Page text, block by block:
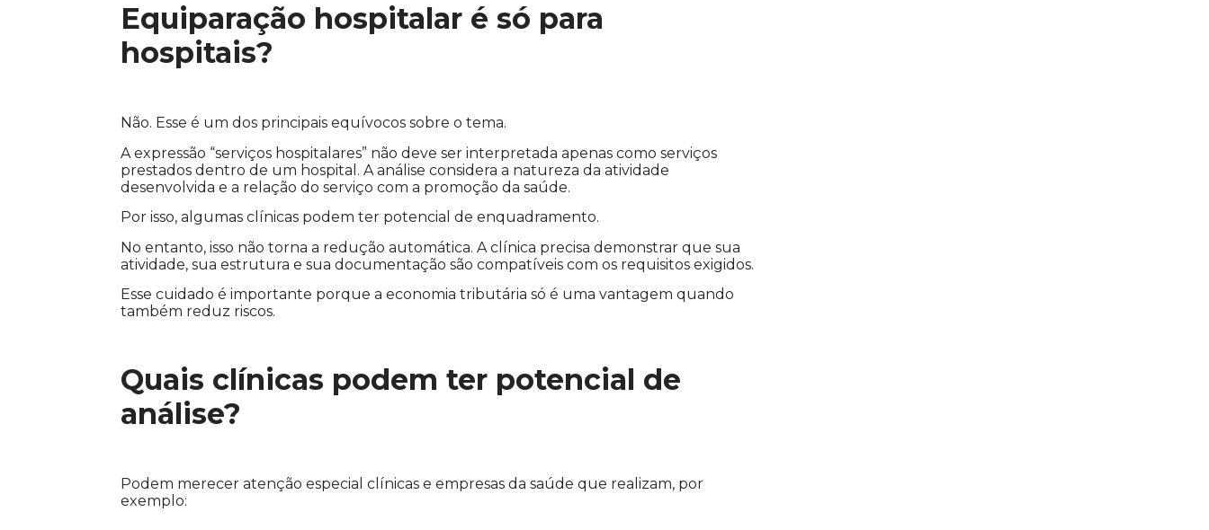
Equiparação hospitalar é só para
hospitais?
Não. Esse é um dos principais equívocos sobre o tema.
A expressão “serviços hospitalares” não deve ser interpretada apenas como serviços
prestados dentro de um hospital. A análise considera a natureza da atividade
desenvolvida e a relação do serviço com a promoção da saúde.
Por isso, algumas clínicas podem ter potencial de enquadramento.
No entanto, isso não torna a redução automática. A clínica precisa demonstrar que sua
atividade, sua estrutura e sua documentação são compatíveis com os requisitos exigidos.
Esse cuidado é importante porque a economia tributária só é uma vantagem quando
também reduz riscos.
Quais clínicas podem ter potencial de
análise?
Podem merecer atenção especial clínicas e empresas da saúde que realizam, por
exemplo: